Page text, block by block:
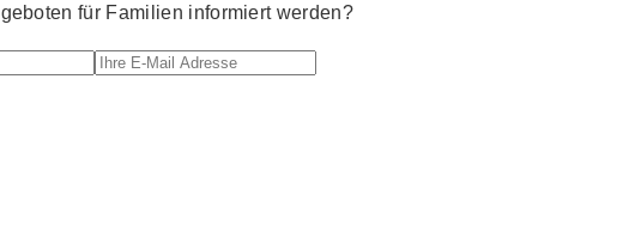
für Familien informiert werden?
Ihre E-Mail Adresse